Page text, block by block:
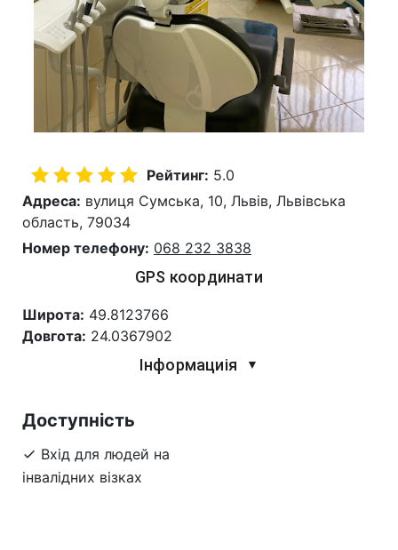
Рейтинг: 5.0
Адреса: вулиця Сумська, 10, Львів, Львівська
область, 79034
Номер телефону: 068 232 3838
GPS координати
Широта: 49.8123766
Довгота: 24.0367902
Інформациія ▼
Доступність
Вхід для людей на
інвалідних візках